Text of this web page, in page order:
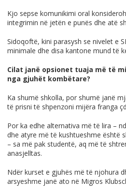
Kjo sepse komunikimi oral
integrimin në jetën e punës dhe atë
Sidoqoftë, kini parasysh se nivelet e
minimale dhe disa kantone mund të
Cilat janë opsionet tuaja më të
nga gjuhët kombëtare?
Ka shumë shkolla, por shumë janë
të prisni të shpenzoni mijëra franga
Por ka edhe alternativa më të lira –
dhe atyre më të kushtueshme është
– sa më pak studentë, aq më të
anasjelltas.
Ndër kurset e gjuhës më të njohura
arsyeshme janë ato në Migros